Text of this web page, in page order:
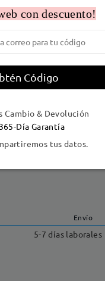
mm
Acetato ,Metal
alergia al níquel
Envío
5-7 días laborales
con descuento!
Código
Cambio & Devolución
365-Día Garantía
tus datos.